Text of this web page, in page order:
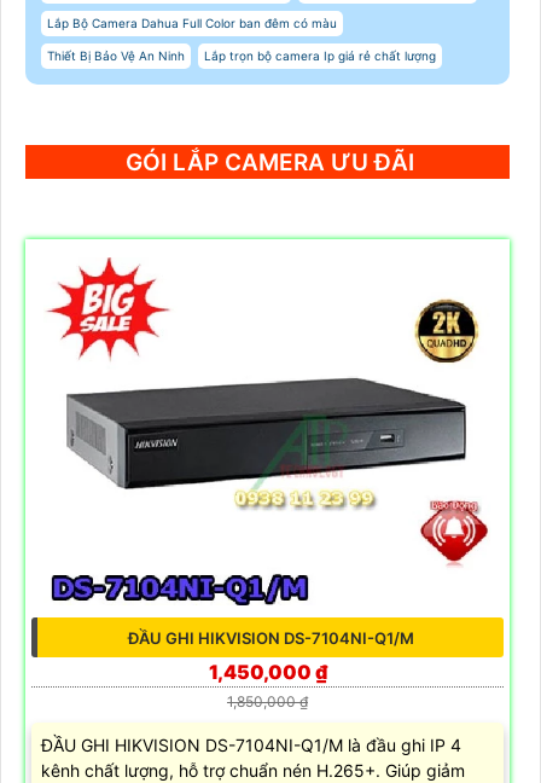
Lắp Bộ Camera Dahua Full Color ban đêm có màu
Thiết Bị Bảo Vệ An Ninh Lắp trọn bộ camera Ip giá rẻ chất lượng
GÓI LẮP CAMERA ƯU ĐÃI
ĐẦU GHI HIKVISION DS-7104NI-Q1/M
1,450,000 ₫
1,850,000 ₫
ĐẦU GHI HIKVISION DS-7104NI-Q1/M là đầu ghi IP 4
kênh chất lượng, hỗ trợ chuẩn nén H.265+. Giúp giảm